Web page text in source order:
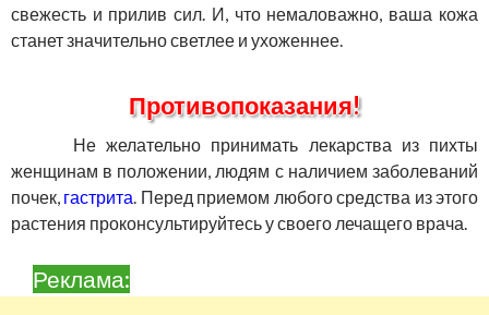
свежесть и прилив сил. И, что немаловажно, ваша кожа
станет значительно светлее и ухоженнее.
Противопоказания!
Не желательно принимать лекарства из пихты
женщинам в положении, людям с наличием заболеваний
почек, гастрита. Перед приемом любого средства из этого
растения проконсультируйтесь у своего лечащего врача.
Реклама: